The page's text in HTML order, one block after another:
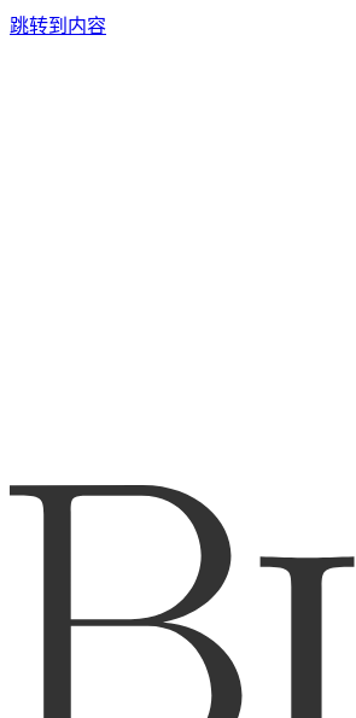
跳转到内容